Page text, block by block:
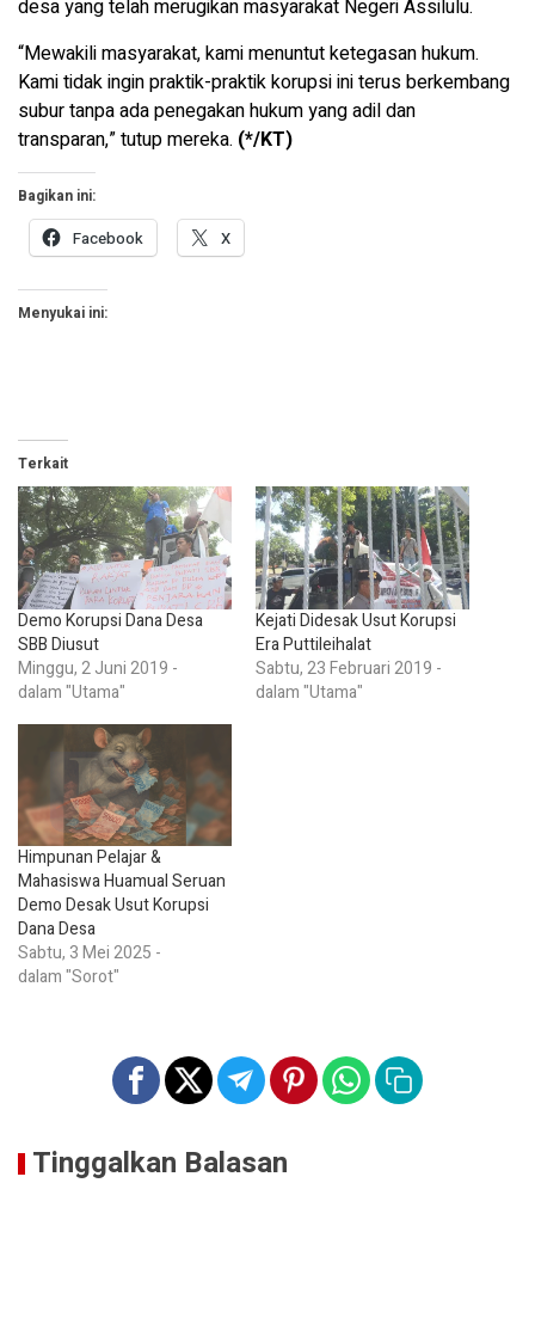
desa yang telah merugikan masyarakat Negeri Assilulu.
“Mewakili masyarakat, kami menuntut ketegasan hukum.
Kami tidak ingin praktik-praktik korupsi ini terus berkembang
subur tanpa ada penegakan hukum yang adil dan
transparan,” tutup mereka. (*/KT)
Bagikan ini:
Facebook X
Menyukai ini:
Terkait
Demo Korupsi Dana Desa
SBB Diusut
Minggu, 2 Juni 2019 -
dalam "Utama"
Kejati Didesak Usut Korupsi
Era Puttileihalat
Sabtu, 23 Februari 2019 -
dalam "Utama"
Himpunan Pelajar &
Mahasiswa Huamual Seruan
Demo Desak Usut Korupsi
Dana Desa
Sabtu, 3 Mei 2025 -
dalam "Sorot"
Tinggalkan Balasan